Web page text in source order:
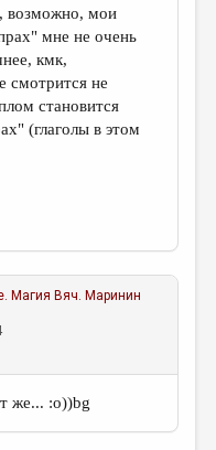
возможно, мои
мне не очень
кмк,
смотрится не
становится
(глаголы в этом
Магия Вяч. Маринин
же... :о))bg